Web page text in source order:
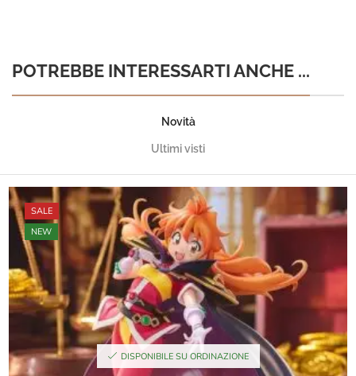
POTREBBE INTERESSARTI ANCHE ...
Novità
Ultimi visti
SALE
NEW
DISPONIBILE SU ORDINAZIONE